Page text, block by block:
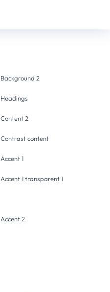
Background 2
Headings
Content 2
Contrast content
Accent 1
Accent 1 transparent 1
Accent 2